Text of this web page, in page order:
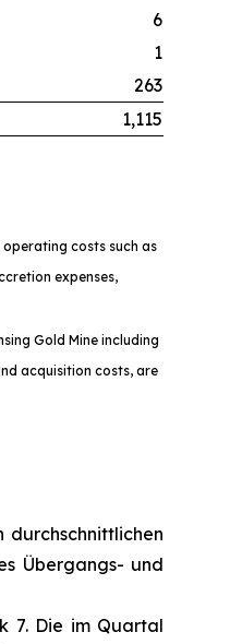
6
1
263
1,115
costs such as
expenses,
Gold Mine including
acquisition costs, are
durchschnittlichen
Übergangs- und
7. Die im Quartal